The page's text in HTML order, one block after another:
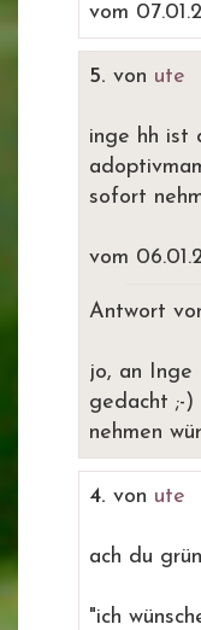
vom
5. von ute
inge hh ist
sofort
vom
Antwort
jo, an Inge
gedacht ;-)
nehmen
4. von ute
ach du
"ich